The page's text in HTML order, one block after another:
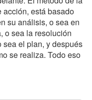
acción, está basado
su análisis, o sea en
o sea la resolución
sea el plan, y después
se realiza. Todo eso